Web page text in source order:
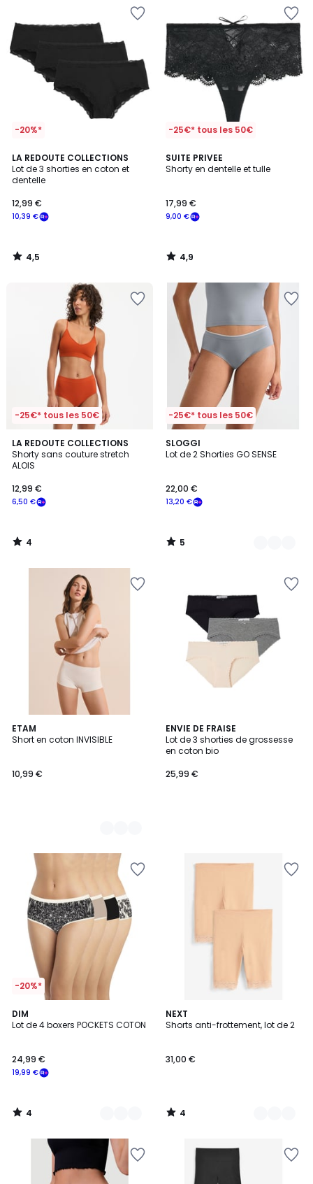
-20%*
LA REDOUTE COLLECTIONS
Lot de 3 shorties en coton et
dentelle
10,39 €
12,99 €
4,5
/ 5
4,5
/
-25€* tous les 50€
SUITE PRIVEE
Shorty en dentelle et tulle
9,00 €
17,99 €
4,9
/ 5
4,9
/
-25€* tous les 50€
LA REDOUTE COLLECTIONS
Shorty sans couture stretch
ALOIS
6,50 €
12,99 €
4
/
5
4
/
-25€* tous les 50€
SLOGGI
Lot de 2 Shorties GO SENSE
13,20 €
22,00 €
5
/
3
Couleurs
5
/
ETAM
Short en coton INVISIBLE
10,99 €
5
Couleurs
ENVIE DE FRAISE
Lot de 3 shorties de grossesse
en coton bio
25,99 €
-20%*
DIM
Lot de 4 boxers POCKETS COTON
19,99 €
24,99 €
4
/
3
Couleurs
4
/
NEXT
Shorts anti-frottement, lot de 2
31,00 €
4
/
3
Couleurs
4
/